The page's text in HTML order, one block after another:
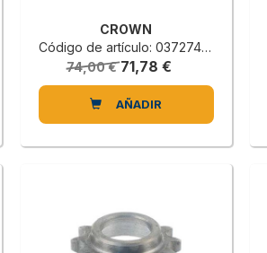
CROWN
Código de artículo: 0372740800C
74,00 € 71,78 €
AÑADIR